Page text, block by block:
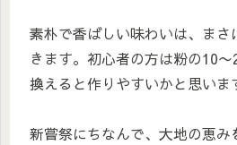
素朴で香ばしい味わいは、まさ
きます。初心者の方は粉の10
換えると作りやすいかと思いま
新嘗祭にちなんで、大地の恵み